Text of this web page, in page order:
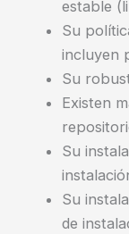
estable
Su
incluyen
Su
Existen
Su
Su
de